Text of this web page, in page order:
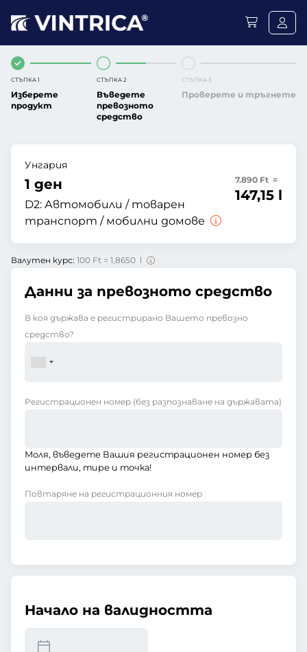
СТЪПКА 1
Изберете
продукт
СТЪПКА 2
Въведете
превозното
средство
СТЪПКА 3
Проверете и тръгнете
Унгария
1 ден
D2: Автомобили / товарен
транспорт / мобилни домове
7.890 Ft =
147,15 l
Валутен курс: 100 Ft = 1,8650 l
Данни за превозното средство
В коя държава е регистрирано Вашето превозно
средство?
Регистрационен номер (без разпознаване на държавата)
Моля, въведете Вашия регистрационен номер без
интервали, тире и точка!
Повтаряне на регистрационния номер
Начало на валидността